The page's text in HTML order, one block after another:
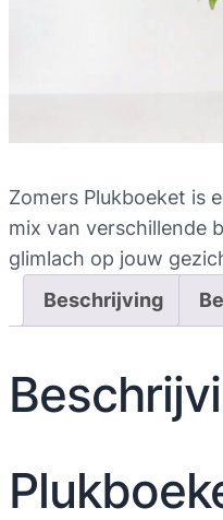
Zomers Plukboeket is
mix van verschillende
glimlach op jouw
Beschrijving